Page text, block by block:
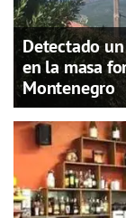
Detectado
en la masa
Montenegro